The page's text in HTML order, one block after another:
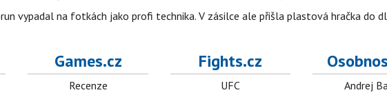
vypadal na fotkách jako profi technika. V zásilce ale přišla plastová hračka do
Games.cz
Recenze
Fights.cz
UFC
Andrej